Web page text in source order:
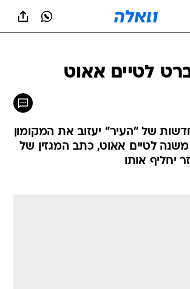
לטיים אאוט
של "העיר" יעזוב את המקומון
משנה לטיים אאוט, כתב המגזין של
יחליף אותו